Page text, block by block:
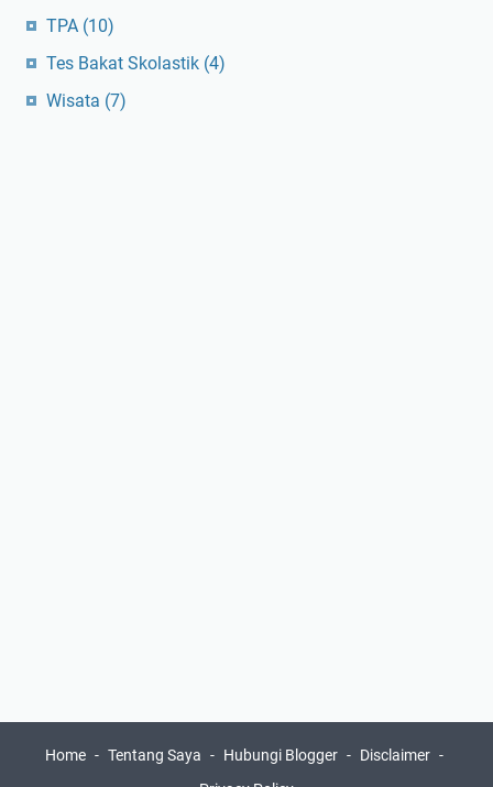
TPA (10)
Tes Bakat Skolastik (4)
Wisata (7)
Home Tentang Saya Hubungi Blogger
Disclaimer